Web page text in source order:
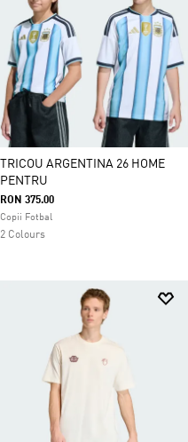
TRICOU ARGENTINA 26 HOME
PENTRU
RON 375.00
Copii Fotbal
2 Colours